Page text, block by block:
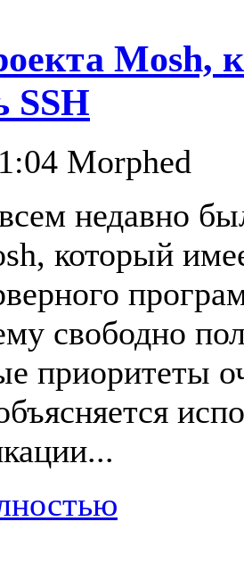
Mosh,
SSH
Morphed
недавно
который
свободно
приоритеты